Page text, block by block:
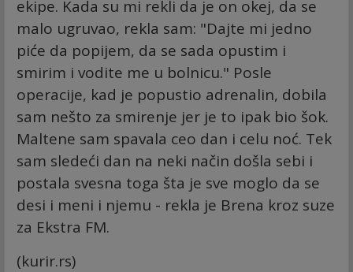
ekipe. Kada su mi rekli da je on okej, da se
malo ugruvao, rekla sam: "Dajte mi jedno
piće da popijem, da se sada opustim i
smirim i vodite me u bolnicu." Posle
operacije, kad je popustio adrenalin, dobila
sam nešto za smirenje jer je to ipak bio šok.
Maltene sam spavala ceo dan i celu noć. Tek
sam sledeći dan na neki način došla sebi i
postala svesna toga šta je sve moglo da se
desi i meni i njemu - rekla je Brena kroz suze
za Ekstra FM.
(kurir.rs)